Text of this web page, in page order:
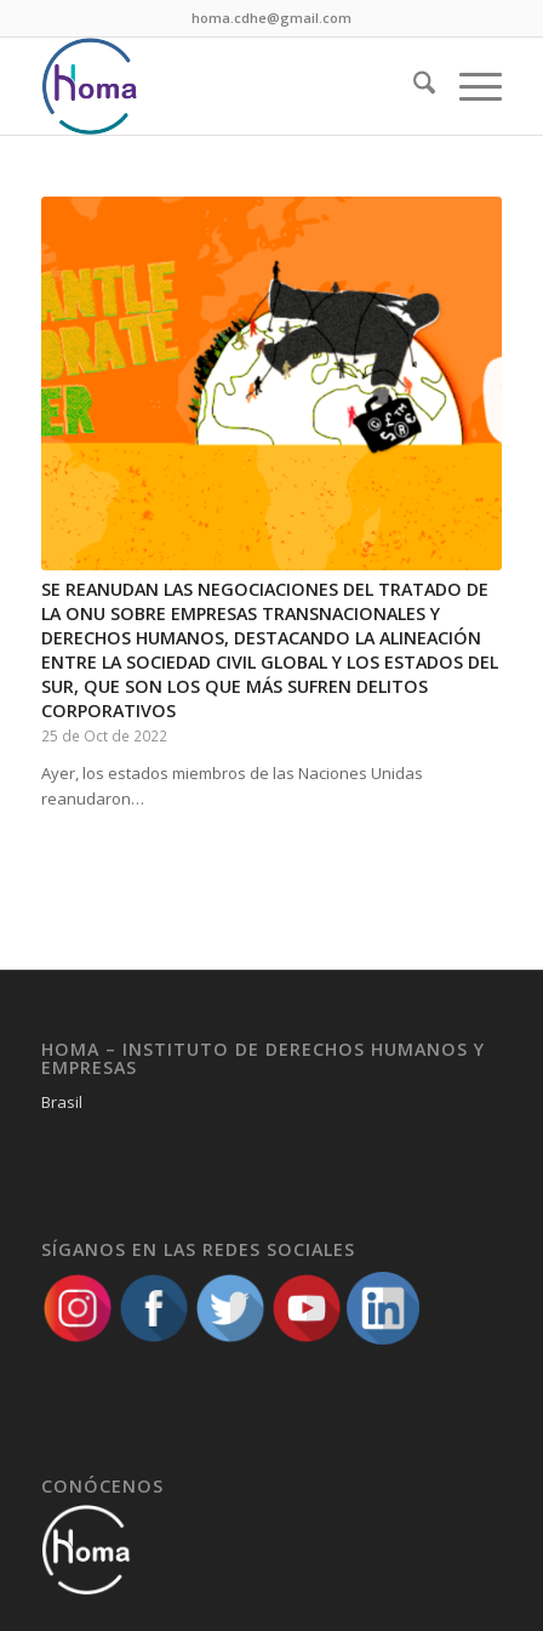
homa.cdhe@gmail.com
SE REANUDAN LAS NEGOCIACIONES DEL TRATADO DE
LA ONU SOBRE EMPRESAS TRANSNACIONALES Y
DERECHOS HUMANOS, DESTACANDO LA ALINEACIÓN
ENTRE LA SOCIEDAD CIVIL GLOBAL Y LOS ESTADOS DEL
SUR, QUE SON LOS QUE MÁS SUFREN DELITOS
CORPORATIVOS
25 de Oct de 2022
Ayer, los estados miembros de las Naciones Unidas
reanudaron…
HOMA – INSTITUTO DE DERECHOS HUMANOS Y
EMPRESAS
Brasil
SÍGANOS EN LAS REDES SOCIALES
CONÓCENOS